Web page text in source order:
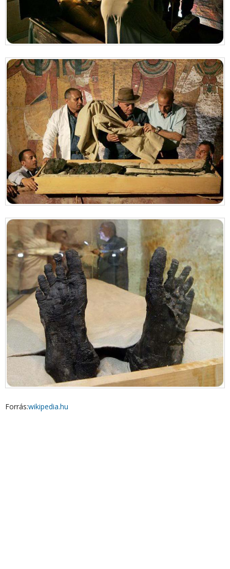
Forrás:wikipedia.hu